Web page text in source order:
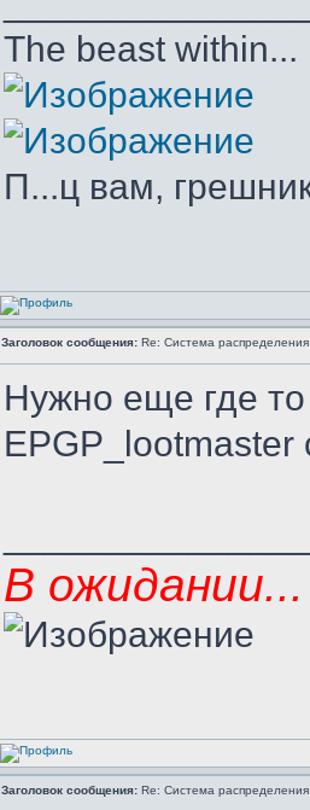
The beast within...
П...ц вам,
Заголовок сообщения: Re: Система распределения
Нужно еще где
EPGP_lootmaster
В ожидании...
Заголовок сообщения: Re: Система распределения